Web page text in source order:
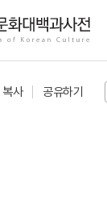
사 공유하기